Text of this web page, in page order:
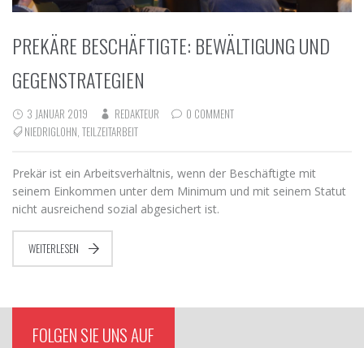
PREKÄRE BESCHÄFTIGTE: BEWÄLTIGUNG UND
GEGENSTRATEGIEN
3 JANUAR 2019 REDAKTEUR
0 COMMENT
NIEDRIGLOHN TEILZEITARBEIT
Prekär ist ein Arbeitsverhältnis, wenn der Beschäftigte mit
seinem Einkommen unter dem Minimum und mit seinem Statut
nicht ausreichend sozial abgesichert ist.
WEITERLESEN
FOLGEN SIE UNS AUF